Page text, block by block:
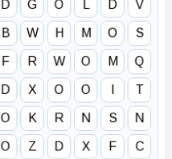
D G O L D V
B W H M O S
F R W O M Q
D X O O I T
O K R N S N
O Z D X F C